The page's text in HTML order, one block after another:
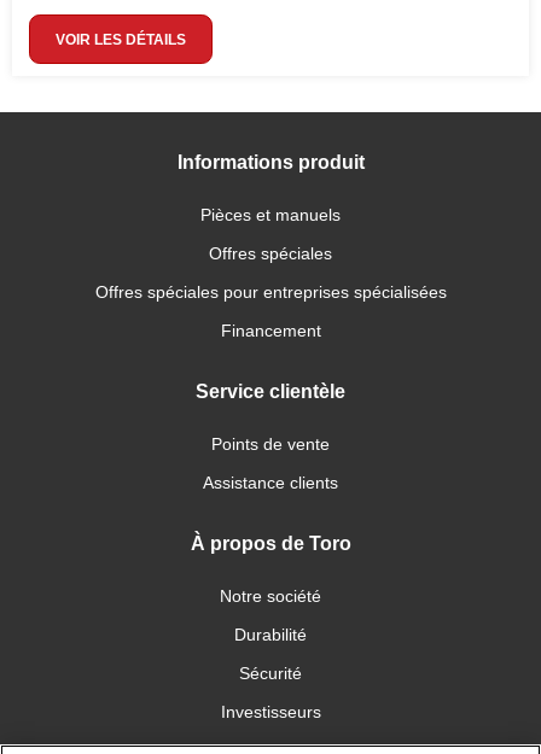
VOIR LES DÉTAILS
Informations produit
Pièces et manuels
Offres spéciales
Offres spéciales pour entreprises spécialisées
Financement
Service clientèle
Points de vente
Assistance clients
À propos de Toro
Notre société
Durabilité
Sécurité
Investisseurs